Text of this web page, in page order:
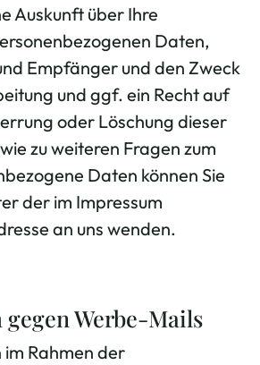
Auskunft über Ihre
Daten,
Empfänger und den Zweck
und ggf. ein Recht auf
oder Löschung dieser
zu weiteren Fragen zum
Daten können Sie
der im Impressum
an uns wenden.
Werbe-Mails
Rahmen der